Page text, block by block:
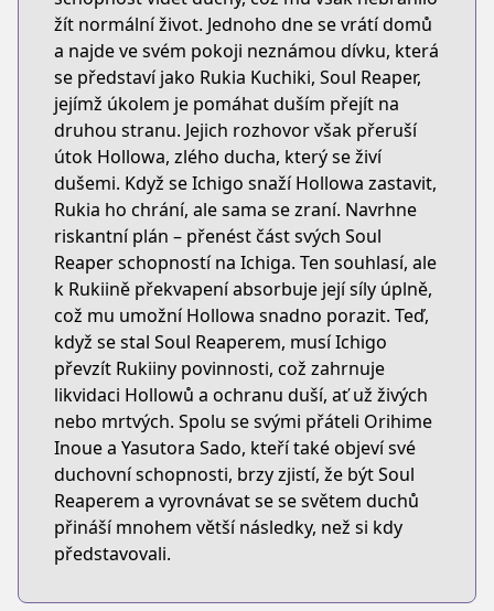
žít normální život. Jednoho dne se vrátí domů
a najde ve svém pokoji neznámou dívku, která
se představí jako Rukia Kuchiki, Soul Reaper,
jejímž úkolem je pomáhat duším přejít na
druhou stranu. Jejich rozhovor však přeruší
útok Hollowa, zlého ducha, který se živí
dušemi. Když se Ichigo snaží Hollowa zastavit,
Rukia ho chrání, ale sama se zraní. Navrhne
riskantní plán – přenést část svých Soul
Reaper schopností na Ichiga. Ten souhlasí, ale
k Rukiině překvapení absorbuje její síly úplně,
což mu umožní Hollowa snadno porazit. Teď,
když se stal Soul Reaperem, musí Ichigo
převzít Rukiiny povinnosti, což zahrnuje
likvidaci Hollowů a ochranu duší, ať už živých
nebo mrtvých. Spolu se svými přáteli Orihime
Inoue a Yasutora Sado, kteří také objeví své
duchovní schopnosti, brzy zjistí, že být Soul
Reaperem a vyrovnávat se se světem duchů
přináší mnohem větší následky, než si kdy
představovali.